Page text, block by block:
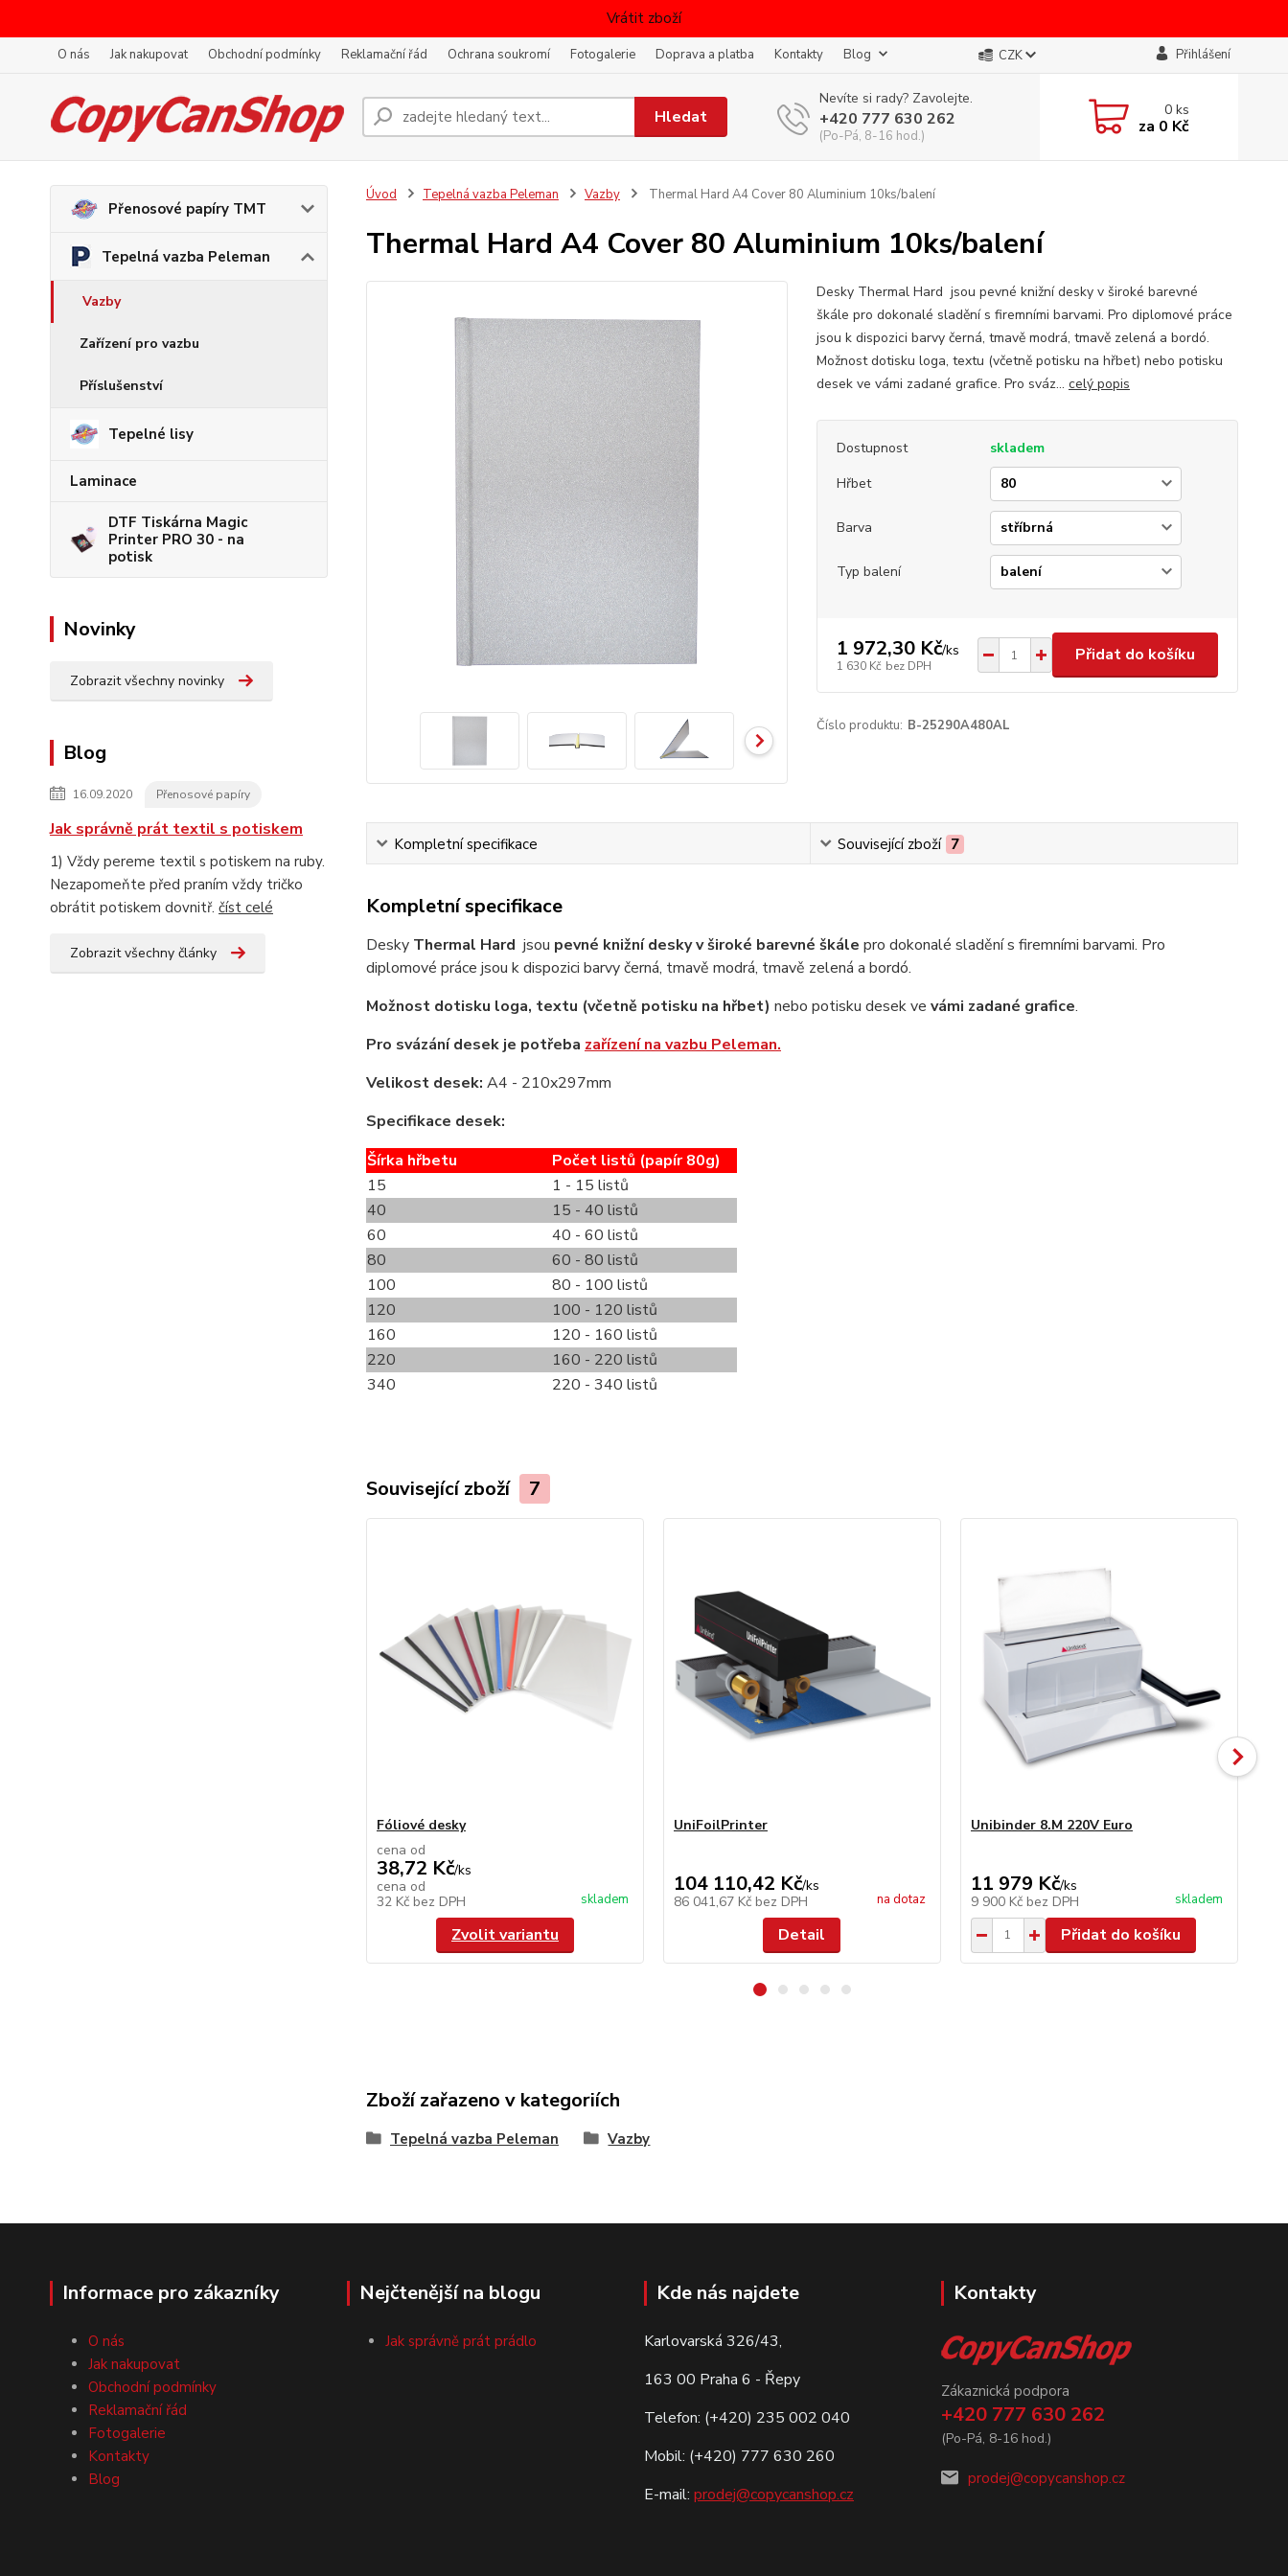
Vrátit zboží
O nás Jak nakupovat Obchodní podmínky Reklamační řád Ochrana soukromí Fotogalerie Doprava a platba Kontakty Blog CZK Přihlášení
Hledat
Nevíte si rady? Zavolejte.
+420 777 630 262
(Po-Pá, 8-16 hod.)
0ks
za 0 Kč
Přenosové papíry TMT
Tepelná vazba Peleman
Vazby
Zařízení pro vazbu
Příslušenství
Tepelné lisy
Laminace
DTF Tiskárna Magic
Printer PRO 30 - na
potisk
Novinky
Zobrazit všechny novinky
Blog
16.09.2020 Přenosové papíry
Jak správně prát textil s potiskem
1) Vždy pereme textil s potiskem na ruby.
Nezapomeňte před praním vždy tričko
obrátit potiskem dovnitř. číst celé
Zobrazit všechny články
Úvod Tepelná vazba Peleman Vazby Thermal Hard A4 Cover 80 Aluminium 10ks/balení
Thermal Hard A4 Cover 80 Aluminium 10ks/balení
Desky Thermal Hard jsou pevné knižní desky v široké barevné
škále pro dokonalé sladění s firemními barvami. Pro diplomové práce
jsou k dispozici barvy černá, tmavě modrá, tmavě zelená a bordó.
Možnost dotisku loga, textu (včetně potisku na hřbet) nebo potisku
desek ve vámi zadané grafice. Pro sváz... celý popis
Dostupnost
skladem
Hřbet
Barva
Typ balení
1 972,30 Kč/ks
1 630 Kč bez DPH
Přidat do košíku
Číslo produktu: B-25290A480AL
Kompletní specifikace Související zboží 7
Kompletní specifikace
Desky Thermal Hard jsou pevné knižní desky v široké barevné škále pro dokonalé sladění s firemními barvami. Pro
diplomové práce jsou k dispozici barvy černá, tmavě modrá, tmavě zelená a bordó.
Možnost dotisku loga, textu (včetně potisku na hřbet) nebo potisku desek ve vámi zadané grafice.
Pro svázání desek je potřeba zařízení na vazbu Peleman.
Velikost desek: A4 - 210x297mm
Specifikace desek:
Šírka hřbetu
Počet listů (papír 80g)
15
1 - 15 listů
40
15 - 40 listů
60
40 - 60 listů
80
60 - 80 listů
100
80 - 100 listů
120
100 - 120 listů
160
120 - 160 listů
220
160 - 220 listů
340
220 - 340 listů
Související zboží 7
Fóliové desky
cena od
38,72 Kč/ks
cena od
32 Kč bez DPH skladem
Zvolit variantu
UniFoilPrinter
104 110,42 Kč/ks
86 041,67 Kč bez DPH na dotaz
Detail
Unibinder 8.M 220V Euro
11 979 Kč/ks
9 900 Kč bez DPH skladem
Přidat do košíku
Zboží zařazeno v kategoriích
Tepelná vazba Peleman Vazby
Informace pro zákazníky
O nás
Jak nakupovat
Obchodní podmínky
Reklamační řád
Fotogalerie
Kontakty
Blog
Nejčtenější na blogu
Jak správně prát prádlo
Kde nás najdete
Karlovarská 326/43,
163 00 Praha 6 - Řepy
Telefon: (+420) 235 002 040
Mobil: (+420) 777 630 260
E-mail: prodej@copycanshop.cz
Kontakty
Zákaznická podpora
+420 777 630 262
(Po-Pá, 8-16 hod.)
prodej@copycanshop.cz